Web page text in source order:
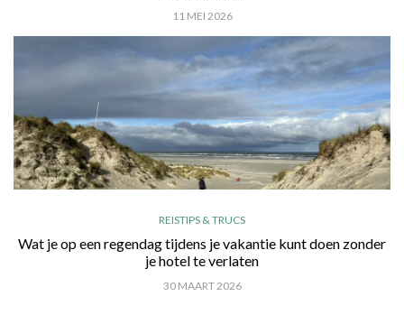
11 MEI 2026
REISTIPS & TRUCS
Wat je op een regendag tijdens je vakantie kunt doen zonder
je hotel te verlaten
30 MAART 2026